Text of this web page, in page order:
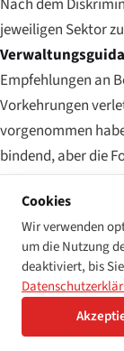
jeweiligen Sektor
Empfehlungen an
Vorkehrungen
vorgenommen
bindend, aber die
zu einer formellen
), die verbindlich
bis zu ¥200.000
Freiheitsstrafe
strafgerichtliche
Cookies
Wir verwenden
um die Nutzung
deaktiviert, bis